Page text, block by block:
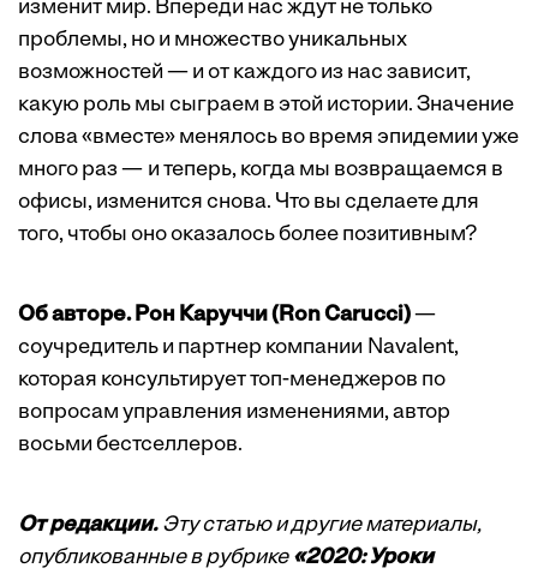
изменит мир. Впереди нас ждут не только
проблемы, но и множество уникальных
возможностей — и от каждого из нас зависит,
какую роль мы сыграем в этой истории. Значение
слова «вместе» менялось во время эпидемии уже
много раз — и теперь, когда мы возвращаемся в
офисы, изменится снова. Что вы сделаете для
того, чтобы оно оказалось более позитивным?
Об авторе. Рон Каруччи (Ron Carucci)—
соучредитель и партнер компании Navalent,
которая консультирует топ-менеджеров по
вопросам управления изменениями, автор
восьми бестселлеров.
От редакции.Эту статью и другие материалы,
опубликованные в рубрике «2020: Уроки